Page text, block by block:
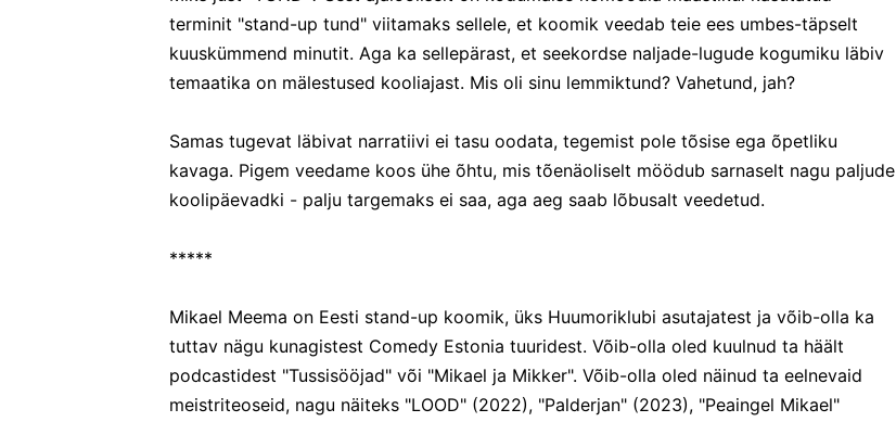
terminit "stand-up tund" viitamaks sellele, et koomik veedab teie ees umbes-täpselt
kuuskümmend minutit. Aga ka sellepärast, et seekordse naljade-lugude kogumiku läbiv
temaatika on mälestused kooliajast. Mis oli sinu lemmiktund? Vahetund, jah?
Samas tugevat läbivat narratiivi ei tasu oodata, tegemist pole tõsise ega õpetliku
kavaga. Pigem veedame koos ühe õhtu, mis tõenäoliselt möödub sarnaselt nagu paljude
koolipäevadki - palju targemaks ei saa, aga aeg saab lõbusalt veedetud.
*****
Mikael Meema on Eesti stand-up koomik, üks Huumoriklubi asutajatest ja võib-olla ka
tuttav nägu kunagistest Comedy Estonia tuuridest. Võib-olla oled kuulnud ta häält
podcastidest "Tussisööjad" või "Mikael ja Mikker". Võib-olla oled näinud ta eelnevaid
meistriteoseid, nagu näiteks "LOOD" (2022), "Palderjan" (2023), "Peaingel Mikael"